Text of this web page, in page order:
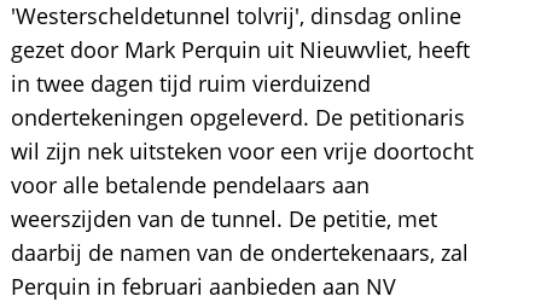
'Westerscheldetunnel tolvrij', dinsdag online
gezet door Mark Perquin uit Nieuwvliet, heeft
in twee dagen tijd ruim vierduizend
ondertekeningen opgeleverd. De petitionaris
wil zijn nek uitsteken voor een vrije doortocht
voor alle betalende pendelaars aan
weerszijden van de tunnel. De petitie, met
daarbij de namen van de ondertekenaars, zal
Perquin in februari aanbieden aan NV